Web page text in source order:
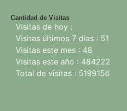
Cantidad de Visitas
Visitas de hoy :
Visitas últimos 7 días : 51
Visitas este mes : 48
Visitas este año : 484222
Total de visitas : 5199156